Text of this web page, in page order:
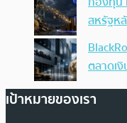
สหรัฐห
ตลาดเ
เป้าหมายของเรา